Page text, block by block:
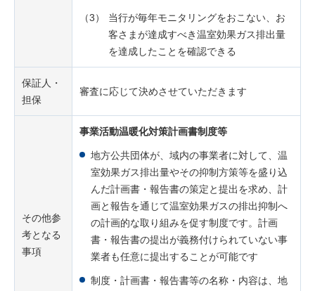
（3）
当行が毎年モニタリングをおこない、お
客さまが達成すべき温室効果ガス排出量
を達成したことを確認できる
保証人・
担保
審査に応じて決めさせていただきます
その他参
考となる
事項
事業活動温暖化対策計画書制度等
地方公共団体が、域内の事業者に対して、温
室効果ガス排出量やその抑制方策等を盛り込
んだ計画書・報告書の策定と提出を求め、計
画と報告を通じて温室効果ガスの排出抑制へ
の計画的な取り組みを促す制度です。計画
書・報告書の提出が義務付けられていない事
業者も任意に提出することが可能です
制度・計画書・報告書等の名称・内容は、地